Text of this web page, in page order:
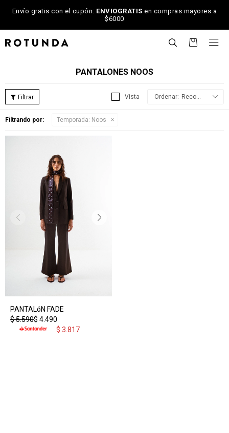
Envío gratis con el cupón: ENVIOGRATIS en compras mayores a
$6000

PANTALONES NOOS
Recomendados
Filtrando por: Temporada: Noos
PANTALóN FADE
$ 4.490
$5.590
$ 3.817